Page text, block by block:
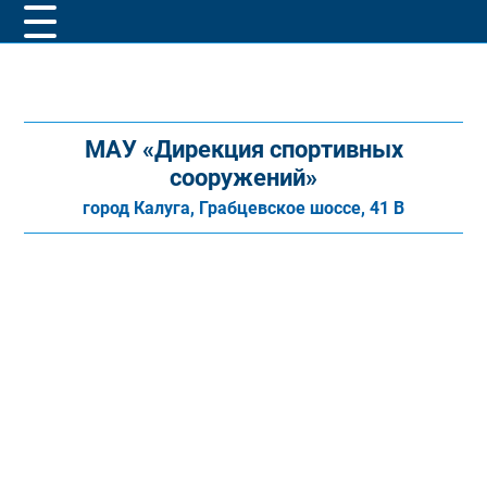
МАУ «Дирекция спортивных
сооружений»
город Калуга, Грабцевское шоссе, 41 В